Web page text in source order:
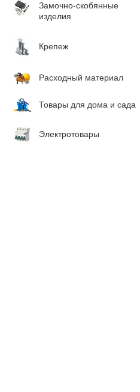
Замочно-скобянные
изделия
Крепеж
Расходный материал
Товары для дома и сада
Электротовары